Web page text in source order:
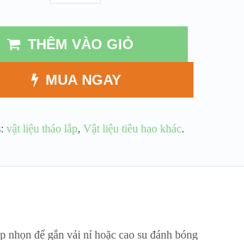
THÊM VÀO GIỎ
MUA NGAY
vật liệu tháo lắp, Vật liệu tiêu hao khác.
nhọn để gắn vải nỉ hoặc cao su đánh bóng